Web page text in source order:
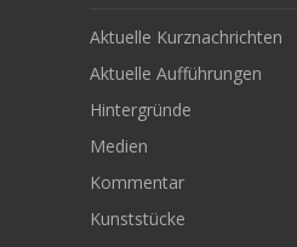
Aktuelle Kurznachrichten
Aktuelle Aufführungen
Hintergründe
Medien
Kommentar
Kunststücke